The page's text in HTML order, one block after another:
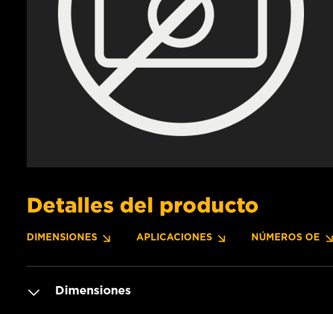
Detalles del producto
DIMENSIONES APLICACIONES NÚMEROS OE
Dimensiones